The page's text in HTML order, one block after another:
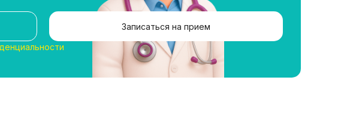
Записаться на прием